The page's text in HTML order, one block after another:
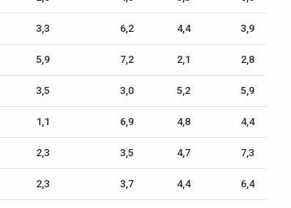
3,3 6,2 4,4 3,9
5,9 7,2 2,1 2,8
3,5 3,0 5,2 5,9
1,1 6,9 4,8 4,4
2,3 3,5 4,7 7,3
2,3 3,7 4,4 6,4